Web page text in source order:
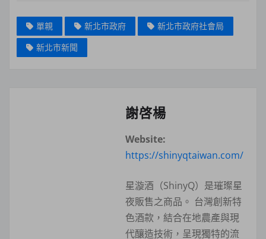
單親 新北市政府
新北市政府社會局
新北市新聞
謝啓楊
Website:
https://shinyqtaiwan.com/
星漩酒（ShinyQ）是璀璨星
夜販售之商品。 台灣創新特
色酒款，結合在地農產與現
代釀造技術，呈現獨特的流